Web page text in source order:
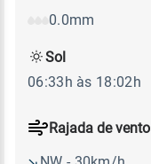
0.0mm
Rajada de vento
Sol
06:33h às 18:02h